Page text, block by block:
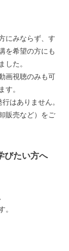
にみならず、す
を希望の方にも
た。
画視聴のみも可
。
はありません。
販売など）をご
びたい方へ